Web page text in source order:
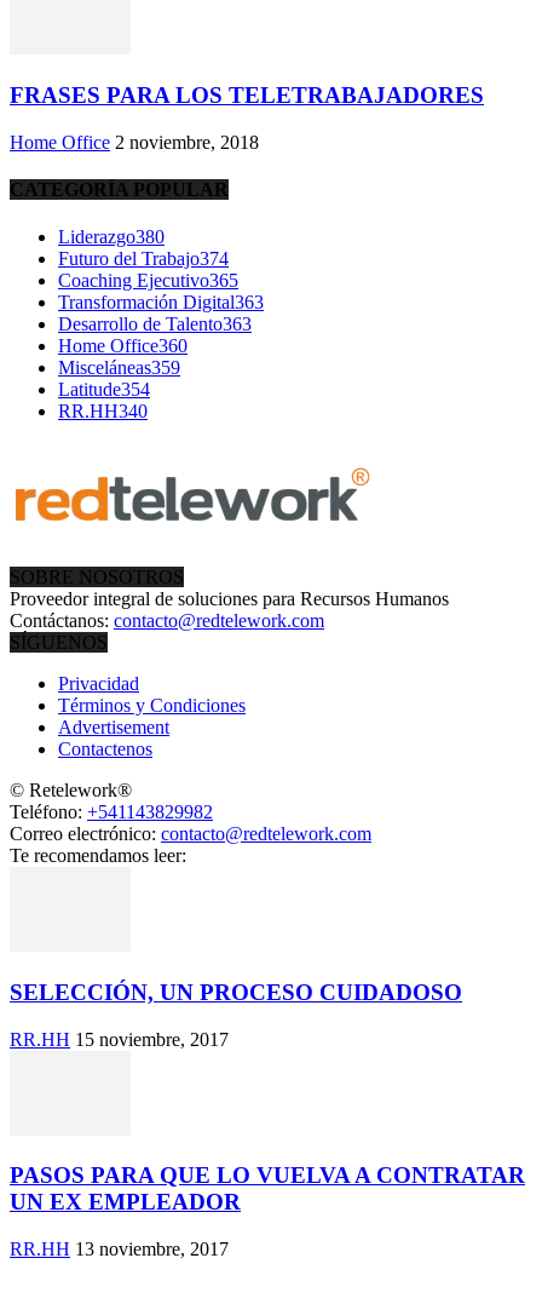
FRASES PARA LOS TELETRABAJADORES
Home Office 2 noviembre, 2018
CATEGORÍA POPULAR
Liderazgo380
Futuro del Trabajo374
Coaching Ejecutivo365
Transformación Digital363
Desarrollo de Talento363
Home Office360
Misceláneas359
Latitude354
RR.HH340
SOBRE NOSOTROS
Proveedor integral de soluciones para Recursos Humanos
Contáctanos: contacto@redtelework.com
SÍGUENOS
Privacidad
Términos y Condiciones
Advertisement
Contactenos
© Retelework®
Teléfono: +541143829982
Correo electrónico: contacto@redtelework.com
Te recomendamos leer:
SELECCIÓN, UN PROCESO CUIDADOSO
RR.HH 15 noviembre, 2017
PASOS PARA QUE LO VUELVA A CONTRATAR
UN EX EMPLEADOR
RR.HH 13 noviembre, 2017